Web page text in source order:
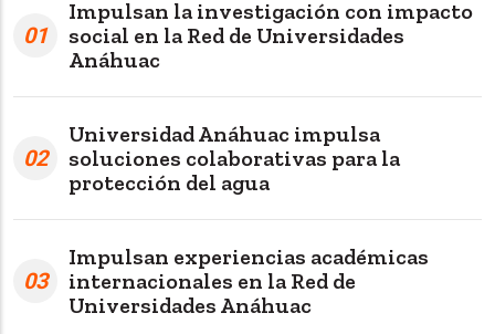
01
Impulsan la investigación con impacto
social en la Red de Universidades
Anáhuac
02
Universidad Anáhuac impulsa
soluciones colaborativas para la
protección del agua
03
Impulsan experiencias académicas
internacionales en la Red de
Universidades Anáhuac